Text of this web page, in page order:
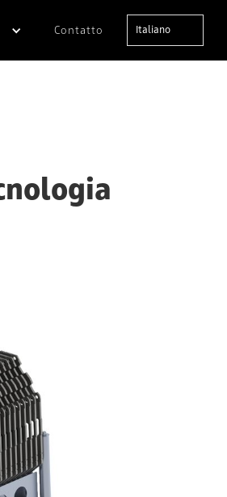
Contatto Italiano